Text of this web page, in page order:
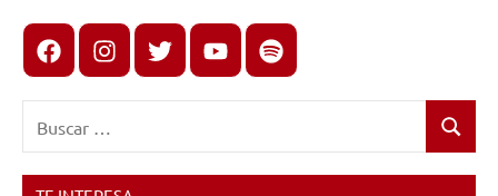
FacebookInstagram
X youtubespotify
Buscar